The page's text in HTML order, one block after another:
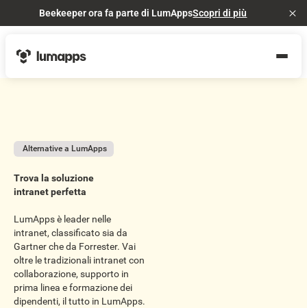
Beekeeper ora fa parte di LumAppsScopri di più
Alternative a LumApps
Trova la soluzione
intranet perfetta
LumApps è leader nelle
intranet, classificato sia da
Gartner che da Forrester. Vai
oltre le tradizionali intranet con
collaborazione, supporto in
prima linea e formazione dei
dipendenti, il tutto in LumApps.